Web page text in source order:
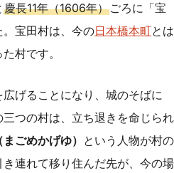
慶長11年（1606年）ごろに「宝
宝田村は、今の日本橋本町とは
村です。
広げることになり、城のそばに
つの村は、立ち退きを命じられ
ごめかげゆ） という人物が村の
連れて移り住んだ先が、今の場